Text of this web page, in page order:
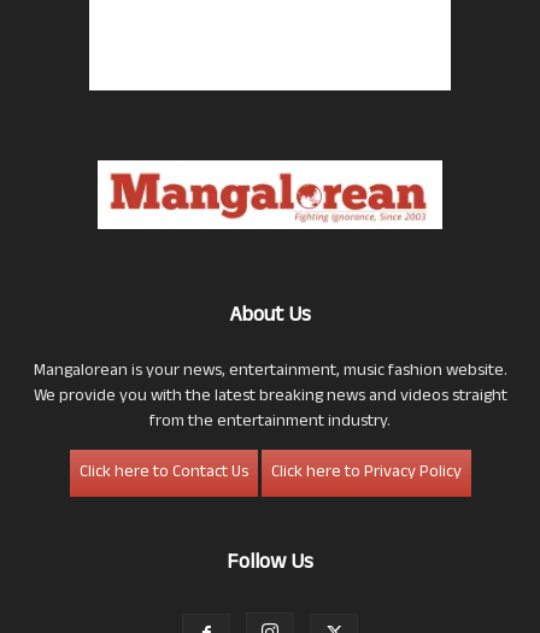
About Us
Mangalorean is your news, entertainment, music fashion website.
We provide you with the latest breaking news and videos straight
from the entertainment industry.
Click here to Contact Us
Click here to Privacy Policy
Follow Us